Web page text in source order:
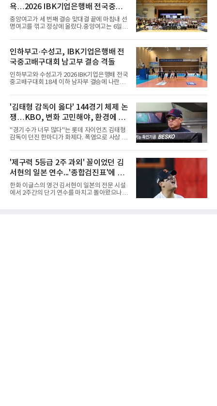
를 받는 아픔을 겪었다. 두 선수의 동반 이탈은
메츠 구단이 유독 한국 선수들에게 '기회의 땅'이
아닌 '무덤'처럼 작용하고 있음을 방증하고 있다.
고교 시절 시속 160km에 달하는 강속구로 큰 스
리츠와 마이애미 말린스를 거쳐 메츠에 둥지를
틀며 반등을 노렸으나
욕…2026 IBK기업은행배 전국중고
배구대회 우승
중앙여고가 세 번째 결승 맞대결 끝에 마침내 선
명여고를 꺾고 정상에 올랐다.중앙여고는 6일
행배 전국중고배구대회 18세 이하 여자부 결승
에서 선명여고를 세트스코어 3-1(13-25, 25-14,
25-17, 25-10)로 물리치고 우승을 차지했다.첫
세트를 13-25로 내주며 불안하게 출발한 중앙여
고는 이후 조직력을 되찾아 2세트부터 경기 주
도권을 완전히 장악했다. 강한 서브와 탄탄한 수
비를 앞세워 내리 세 세트를 따내며 짜릿한 역전
권대회 결승에서 모두 선명여고에 패해 준우승
에 머물렀다. 그러나 세 번째
인하부고·수성고, IBK기업은행배 전
국중고배구대회 남고부 결승 격돌
인하부고와 수성고가 2026 IBK기업은행배 전국
중고배구대회 18세 이하 남자부 결승에 나란히
하부고는 5일 충북 제천실내체육관에서 열린 대
회 남자 18세 이하부 준결승에서 남성고를 세트
스코어 3-1(25-17, 17-25, 25-21, 25-17)로 꺾
고 결승행 티켓을 따냈다. 인하부고는 높은 공격
성공률을 앞세워 경기 주도권을 잡으며 승리를
거뒀다.수성고도 준결승에서 속초고를 상대로
안정된 조직력을 바탕으로 3-1(25-23, 25-16,
고는 인하부고와 우승을 다툴 기회를 잡았다.여
자 18세 이하부에서는 중앙여고
'김태형 감독이 옳다' 144경기 체제 논
쟁…KBO, 변화 고민해야, 환경에 맞
는 경기 수가 바람직
"경기 수가 너무 많다"는 롯데 자이언츠 김태형
감독이 던진 한마디가 화제다. 폭염으로 사상 초
독은 단순히 더위를 이야기하지 않았다. 우천,
폭염, 부상 등 변수가 늘어나는 현실에서 현재
팀당 144경기 체제가 과연 지속 가능한지 질문
을 던졌다.물론 144경기가 세계적으로 특별히
많은 숫자는 아니다. 메이저리그는 팀당 162경
기, 일본프로야구도 143~144경기를 치른다. 숫
자만 놓고 보면 KBO가 유난히 혹사 구조라고 말
'제구력 5등급 2주 과외' 꼴이었던 김
서현의 일본 연수...'종합검진표'에 불
과
한화 이글스의 영건 김서현이 일본의 전문 시설
에서 2주간의 단기 연수를 마치고 돌아왔으나,